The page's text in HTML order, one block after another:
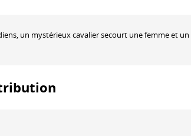
un mystérieux cavalier secourt une femme et un